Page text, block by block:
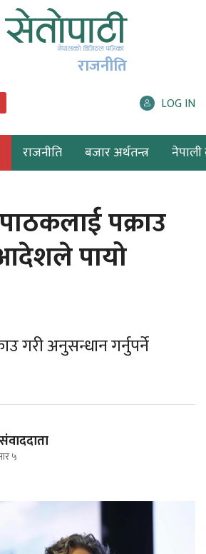
राजनीति
LOG IN
राजनीति बजार अर्थतन्त्र नेपाली
पक्राउ
पायो
गरी अनुसन्धान गर्नुपर्ने
५